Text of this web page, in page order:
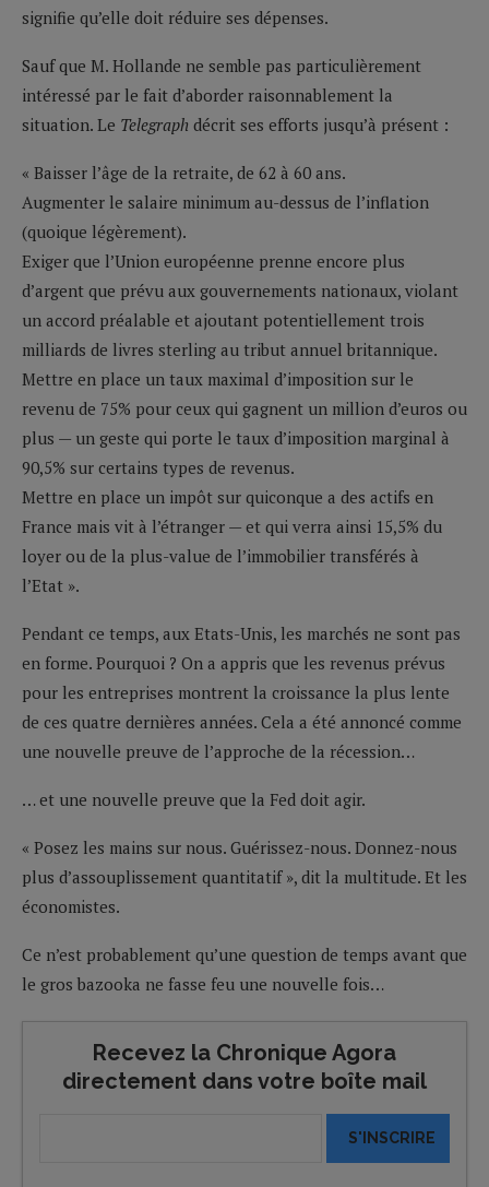
signifie qu’elle doit réduire ses dépenses.
Sauf que M. Hollande ne semble pas particulièrement
intéressé par le fait d’aborder raisonnablement la
situation. Le Telegraph décrit ses efforts jusqu’à présent :
« Baisser l’âge de la retraite, de 62 à 60 ans.
Augmenter le salaire minimum au-dessus de l’inflation
(quoique légèrement).
Exiger que l’Union européenne prenne encore plus
d’argent que prévu aux gouvernements nationaux, violant
un accord préalable et ajoutant potentiellement trois
milliards de livres sterling au tribut annuel britannique.
Mettre en place un taux maximal d’imposition sur le
revenu de 75% pour ceux qui gagnent un million d’euros ou
plus — un geste qui porte le taux d’imposition marginal à
90,5% sur certains types de revenus.
Mettre en place un impôt sur quiconque a des actifs en
France mais vit à l’étranger — et qui verra ainsi 15,5% du
loyer ou de la plus-value de l’immobilier transférés à
l’Etat ».
Pendant ce temps, aux Etats-Unis, les marchés ne sont pas
en forme. Pourquoi ? On a appris que les revenus prévus
pour les entreprises montrent la croissance la plus lente
de ces quatre dernières années. Cela a été annoncé comme
une nouvelle preuve de l’approche de la récession…
… et une nouvelle preuve que la Fed doit agir.
« Posez les mains sur nous. Guérissez-nous. Donnez-nous
plus d’assouplissement quantitatif », dit la multitude. Et les
économistes.
Ce n’est probablement qu’une question de temps avant que
le gros bazooka ne fasse feu une nouvelle fois…
Recevez la Chronique Agora
directement dans votre boîte mail
S'INSCRIRE